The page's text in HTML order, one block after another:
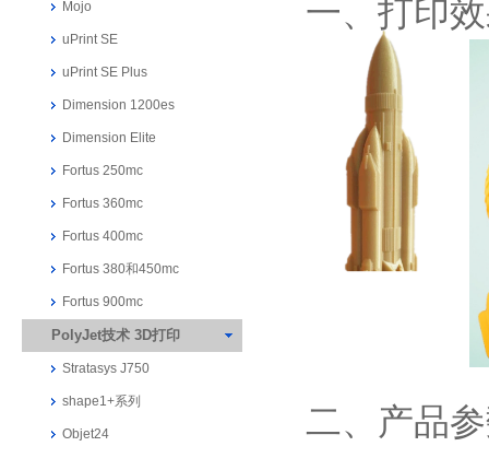
Mojo
uPrint SE
uPrint SE Plus
Dimension 1200es
Dimension Elite
Fortus 250mc
Fortus 360mc
Fortus 400mc
Fortus 380和450mc
Fortus 900mc
PolyJet技术 3D打印
Stratasys J750
shape1+系列
Objet24
一、打印
二、产品